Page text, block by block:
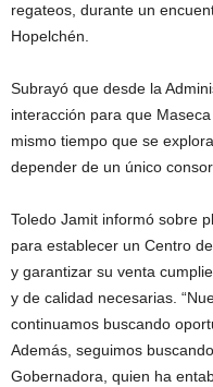
regateos, durante un
Hopelchén.
Subrayó que desde la
interacción para que
mismo tiempo que se
depender de un único
Toledo Jamit informó sobre
para establecer un Centro
y garantizar su venta
y de calidad necesarias.
continuamos buscando
Además, seguimos
Gobernadora, quien ha